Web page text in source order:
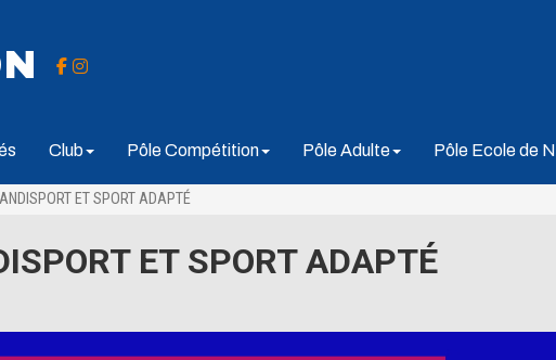
Club Pôle Compétition Pôle Adulte Pôle Ecole de
ET SPORT ADAPTÉ
ET SPORT ADAPTÉ